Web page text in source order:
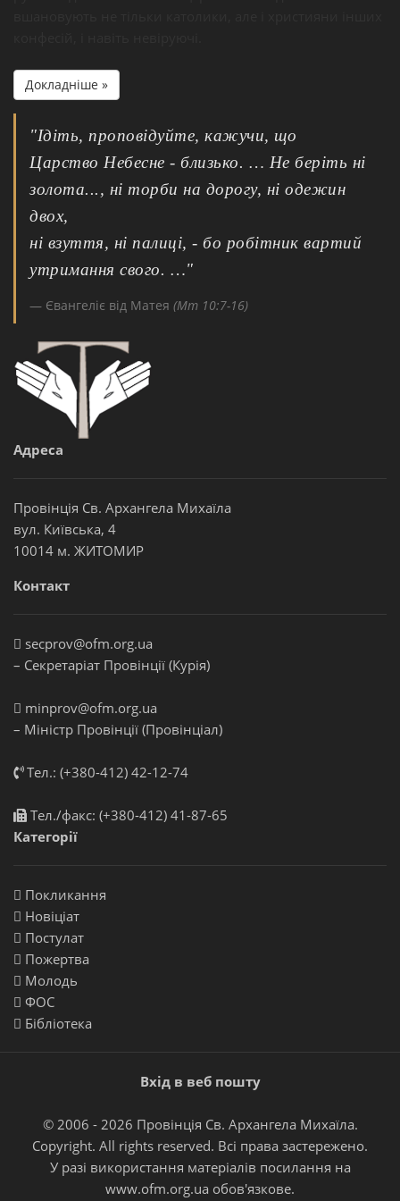
Докладніше »
"Ідіть, проповідуйте, кажучи, що
Царство Небесне - близько. … Не беріть ні
золота..., ні торби на дорогу, ні одежин
двох,
ні взуття, ні палиці, - бо робітник вартий
утримання свого. …"
Євангеліє від Матея (Мт 10:7-16)
Адреса
Провінція Св. Архангела Михаїла
вул. Київська, 4
10014 м. ЖИТОМИР
Контакт
secprov@ofm.org.ua
– Секретаріат Провінції (Курія)
minprov@ofm.org.ua
– Міністр Провінції (Провінціал)
Тел.: (+380-412) 42-12-74
Тел./факс: (+380-412) 41-87-65
Категорії
Покликання
Новіціат
Постулат
Пожертва
Молодь
ФОС
Бібліотека
Вхід в веб пошту
© 2006 - 2026 Провінція Св. Архангела Михаїла.
Copyright. All rights reserved. Всі права застережено.
У разі використання матеріалів посилання на
www.ofm.org.ua обов'язкове.